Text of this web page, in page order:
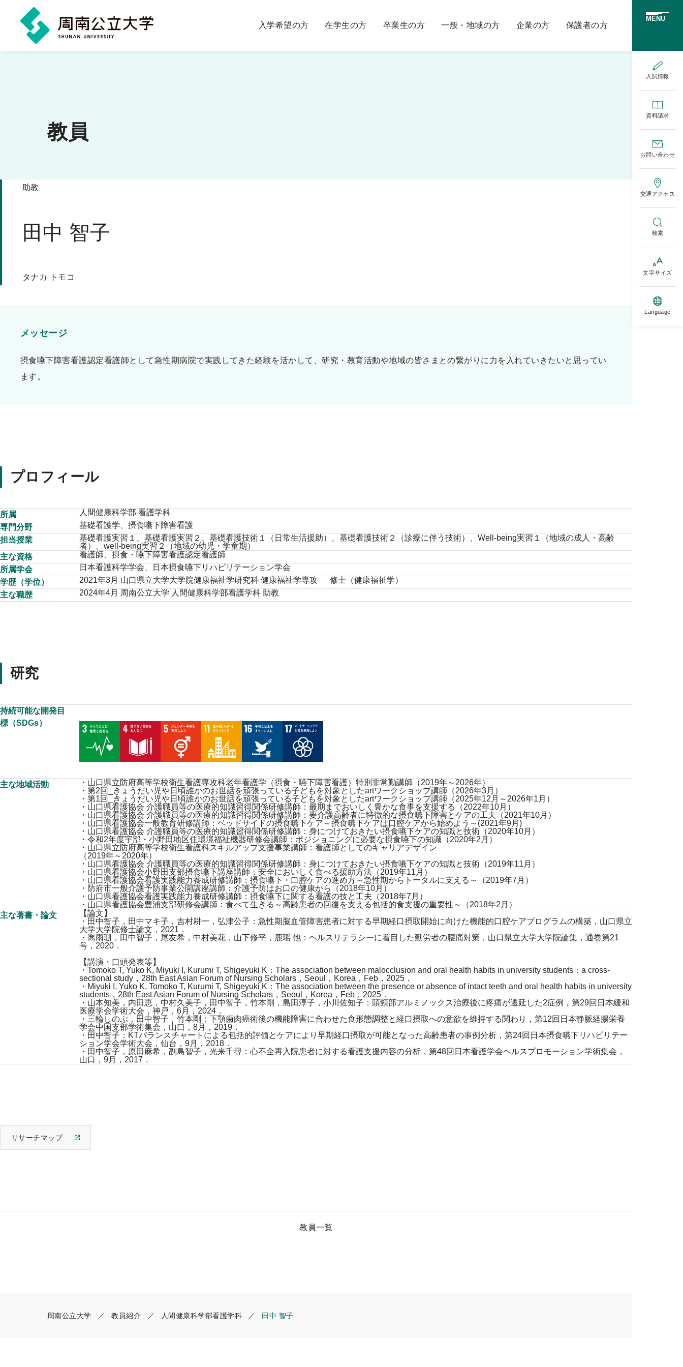
入学希望の方 在学生の方 卒業生の方 一般・地域の方 企業の方 保護者の方
MENU
入試情報
資料請求
お問い合わせ
交通アクセス
検索
文字サイズ
Language
教員
助教
田中 智子
タナカ トモコ
メッセージ
摂食嚥下障害看護認定看護師として急性期病院で実践してきた経験を活かして、研究・教育活動や地域の皆さまとの繋がりに力を入れていきたいと思ってい
ます。
プロフィール
所属
人間健康科学部 看護学科
専門分野
基礎看護学、摂食嚥下障害看護
担当授業
基礎看護実習１、基礎看護実習２、基礎看護技術１（日常生活援助）、基礎看護技術２（診療に伴う技術）、Well-being実習１（地域の成人・高齢
者）、well-being実習２（地域の幼児・学童期）
主な資格
看護師、摂食・嚥下障害看護認定看護師
所属学会
日本看護科学学会、日本摂食嚥下リハビリテーション学会
学歴（学位）
2021年3月 山口県立大学大学院健康福祉学研究科 健康福祉学専攻 修士（健康福祉学）
主な職歴
2024年4月 周南公立大学 人間健康科学部看護学科 助教
研究
持続可能な開発目
標（SDGs）
主な地域活動
・山口県立防府高等学校衛生看護専攻科老年看護学（摂食・嚥下障害看護）特別非常勤講師（2019年～2026年）
・第2回_きょうだい児や日頃誰かのお世話を頑張っている子どもを対象としたartワークショップ講師（2026年3月）
・第1回_きょうだい児や日頃誰かのお世話を頑張っている子どもを対象としたartワークショップ講師（2025年12月～2026年1月）
・山口県看護協会 介護職員等の医療的知識習得関係研修講師：最期までおいしく豊かな食事を支援する（2022年10月）
・山口県看護協会 介護職員等の医療的知識習得関係研修講師：要介護高齢者に特徴的な摂食嚥下障害とケアの工夫（2021年10月）
・山口県看護協会一般教育研修講師：ベッドサイドの摂食嚥下ケア～摂食嚥下ケアは口腔ケアから始めよう～(2021年9月)
・山口県看護協会 介護職員等の医療的知識習得関係研修講師：身につけておきたい摂食嚥下ケアの知識と技術（2020年10月）
・令和2年度宇部・小野田地区住環境福祉機器研修会講師：ポジショニングに必要な摂食嚥下の知識（2020年2月）
・山口県立防府高等学校衛生看護科スキルアップ支援事業講師：看護師としてのキャリアデザイン
（2019年～2020年）
・山口県看護協会 介護職員等の医療的知識習得関係研修講師：身につけておきたい摂食嚥下ケアの知識と技術（2019年11月）
・山口県看護協会小野田支部摂食嚥下講座講師：安全においしく食べる援助方法（2019年11月）
・山口県看護協会看護実践能力養成研修講師：摂食嚥下・口腔ケアの進め方～急性期からトータルに支える～（2019年7月）
・防府市一般介護予防事業公開講座講師：介護予防はお口の健康から（2018年10月）
・山口県看護協会看護実践能力養成研修講師：摂食嚥下に関する看護の技と工夫（2018年7月）
・山口県看護協会豊浦支部研修会講師：食べて生きる～高齢患者の回復を支える包括的食支援の重要性～（2018年2月）
主な著書・論文
【論文】
・田中智子，田中マキ子，吉村耕一，弘津公子：急性期脳血管障害患者に対する早期経口摂取開始に向けた機能的口腔ケアプログラムの構築，山口県立
大学大学院修士論文，2021．
・喬雨珊，田中智子，尾友希，中村美花，山下修平，鹿瑶 他：ヘルスリテラシーに着目した勤労者の腰痛対策，山口県立大学大学院論集，通巻第21
号，2020．
【講演・口頭発表等】
・Tomoko T, Yuko K, Miyuki I, Kurumi T, Shigeyuki K：The association between malocclusion and oral health habits in university students：a cross-
sectional study，28th East Asian Forum of Nursing Scholars，Seoul，Korea，Feb，2025．
・Miyuki I, Yuko K, Tomoko T, Kurumi T, Shigeyuki K：The association between the presence or absence of intact teeth and oral health habits in university
students，28th East Asian Forum of Nursing Scholars，Seoul，Korea，Feb，2025．
・山本知美，内田恵，中村久美子，田中智子，竹本剛，島田淳子，小川佐知子：頭頸部アルミノックス治療後に疼痛が遷延した2症例，第29回日本緩和
医療学会学術大会，神戸，6月，2024．
・三輪しのぶ，田中智子，竹本剛：下顎歯肉癌術後の機能障害に合わせた食形態調整と経口摂取への意欲を維持する関わり，第12回日本静脈経腸栄養
学会中国支部学術集会，山口，8月，2019．
・田中智子：KTバランスチャートによる包括的評価とケアにより早期経口摂取が可能となった高齢患者の事例分析，第24回日本摂食嚥下リハビリテー
ション学会学術大会，仙台，9月，2018．
・田中智子，原田麻希，副島智子，光来千尋：心不全再入院患者に対する看護支援内容の分析，第48回日本看護学会ヘルスプロモーション学術集会，
山口，9月，2017．
リサーチマップ
教員一覧
周南公立大学 教員紹介 人間健康科学部看護学科 田中 智子